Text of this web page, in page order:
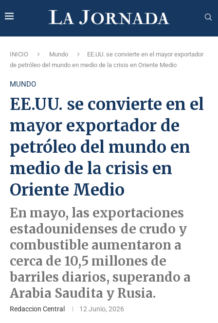
INICIO Mundo
EE.UU. se convierte en el mayor exportador
de petróleo del mundo en medio de la crisis en Oriente Medio
MUNDO
EE.UU. se convierte en el
mayor exportador de
petróleo del mundo en
medio de la crisis en
Oriente Medio
En mayo, las exportaciones
estadounidenses de crudo y
combustible aumentaron a
cerca de 10,5 millones de
barriles diarios, superando a
Arabia Saudita y Rusia.
Redaccion Central 12 Junio, 2026